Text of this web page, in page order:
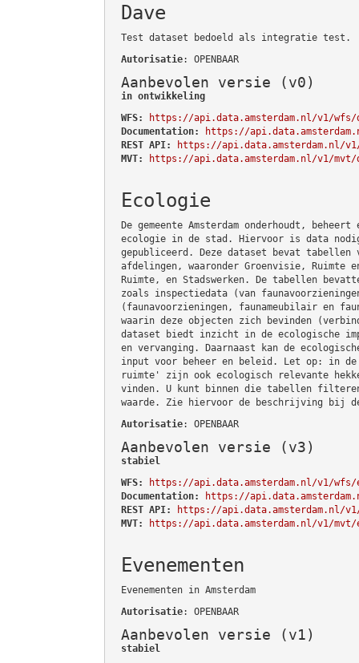
Dave
Test dataset bedoeld als integratie test.
Autorisatie: OPENBAAR
Aanbevolen versie (v0)
in ontwikkeling
WFS:
https://api.data.amsterdam.nl/v1/wfs/
Documentation:
https://
REST API:
https://api.data.amsterdam.nl/
MVT:
https://api.data.amsterdam.nl/v1/mvt/
Ecologie
De gemeente Amsterdam onderhoudt,
ecologie in de stad. Hiervoor is data
gepubliceerd. Deze dataset bevat tabellen
afdelingen, waaronder Groenvisie, Ruimte
Ruimte, en Stadswerken. De tabellen
zoals inspectiedata (van
(faunavoorzieningen, faunameubilair en
waarin deze objecten zich bevinden
dataset biedt inzicht in de ecologische
en vervanging. Daarnaast kan de
input voor beheer en beleid. Let op: in de
ruimte' zijn ook ecologisch relevante
vinden. U kunt binnen die tabellen
waarde. Zie hiervoor de beschrijving bij
Autorisatie: OPENBAAR
Aanbevolen versie (v3)
stabiel
WFS:
https://api.data.amsterdam.nl/v1/wfs/
Documentation:
https://
REST API:
https://api.data.amsterdam.nl/
MVT:
https://api.data.amsterdam.nl/v1/mvt/
Evenementen
Evenementen in Amsterdam
Autorisatie: OPENBAAR
Aanbevolen versie (v1)
stabiel